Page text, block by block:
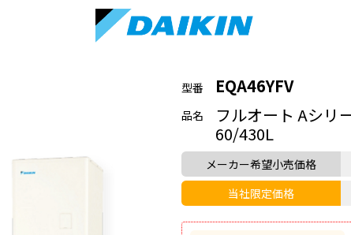
型番 EQA46YFV
品名
フルオート Aシリ
60/430L
メーカー希望小売価格
当社限定価格